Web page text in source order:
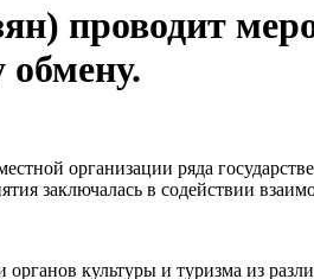
проводит
организации ряда
заключалась в содействии
органов культуры и туризма из